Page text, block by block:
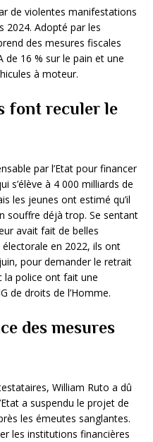
de violentes manifestations
2024. Adopté par les
des mesures fiscales
de 16 % sur le pain et une
à moteur.
font reculer le
par l’Etat pour financer
s’élève à 4 000 milliards de
les jeunes ont estimé qu’il
souffre déjà trop. Se sentant
avait fait de belles
en 2022, ils ont
pour demander le retrait
la police ont fait une
de droits de l’Homme.
des mesures
William Ruto a dû
a suspendu le projet de
les émeutes sanglantes.
les institutions financières